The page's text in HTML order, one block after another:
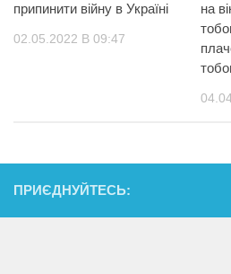
припинити війну в Україні
02.05.2022 В 09:47
на
ПРИЄДНУЙТЕСЬ: